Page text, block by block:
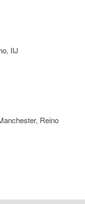
IIJ
Reino